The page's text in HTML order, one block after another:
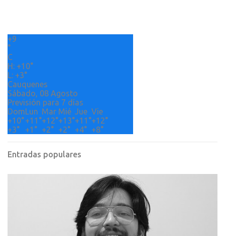
s
+9
°
C
H: +10°
L: +3°
Cauquenes
Sábado, 08 Agosto
Previsión para 7 días
DomLun Mar Mié Jue Vie
+10°+11°+12°+13°+11°+12°
+3° +1° +2° +2° +4° +8°
Entradas populares